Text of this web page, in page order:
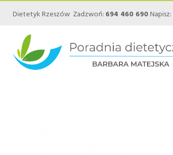
Dietetyk Rzeszów Zadzwoń:694 460 690 Napisz: